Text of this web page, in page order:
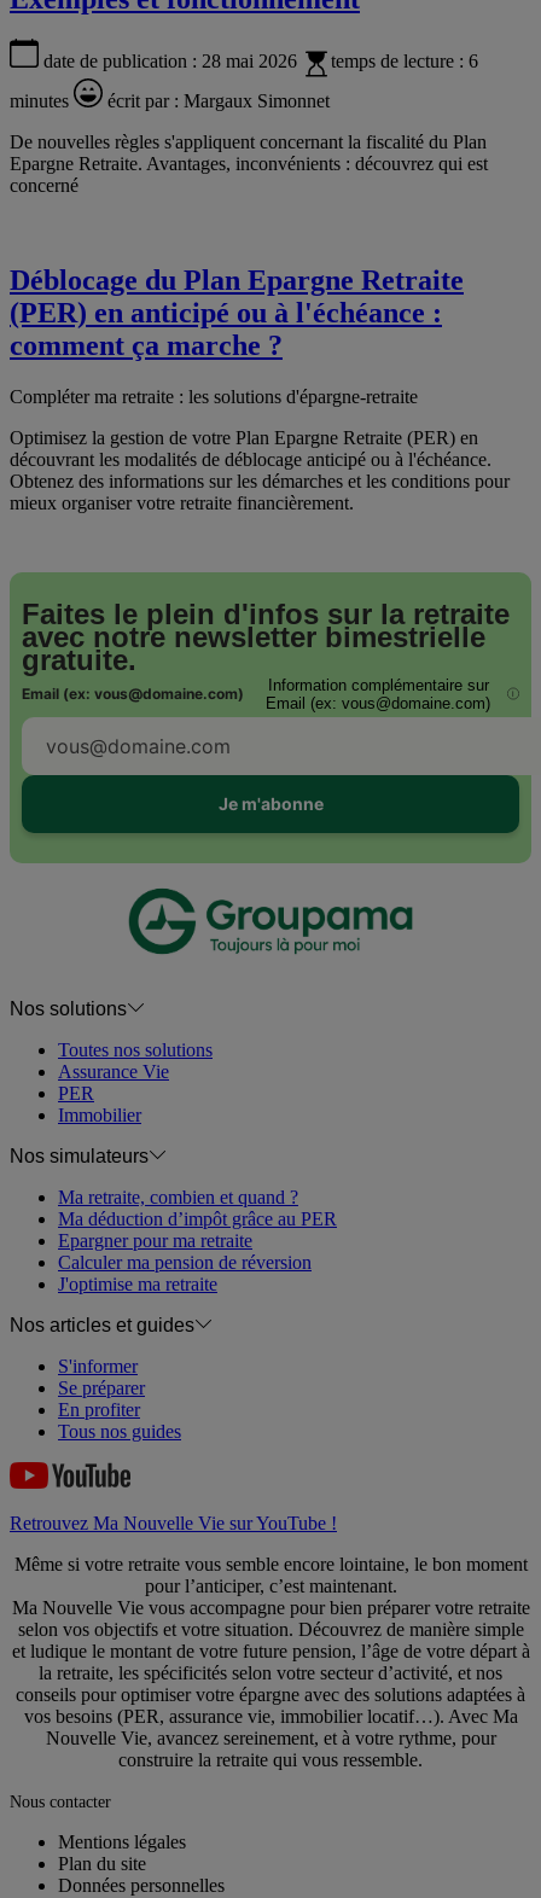
date de publication : 28 mai 2026 temps de lecture : 6
minutes
écrit par : Margaux Simonnet
De nouvelles règles s'appliquent concernant la fiscalité du Plan
Epargne Retraite. Avantages, inconvénients : découvrez qui est
concerné
Déblocage du Plan Epargne Retraite
(PER) en anticipé ou à l'échéance :
comment ça marche ?
Compléter ma retraite : les solutions d'épargne-retraite
Optimisez la gestion de votre Plan Epargne Retraite (PER) en
découvrant les modalités de déblocage anticipé ou à l'échéance.
Obtenez des informations sur les démarches et les conditions pour
mieux organiser votre retraite financièrement.
Faites le plein d'infos sur la retraite
avec notre newsletter bimestrielle
gratuite.
Email (ex: vous@domaine.com)
Information complémentaire sur
Email (ex: vous@domaine.com)
i
Je m'abonne
Nos solutions
Toutes nos solutions
Assurance Vie
PER
Immobilier
Nos simulateurs
Ma retraite, combien et quand ?
Ma déduction d’impôt grâce au PER
Epargner pour ma retraite
Calculer ma pension de réversion
J'optimise ma retraite
Nos articles et guides
S'informer
Se préparer
En profiter
Tous nos guides
Retrouvez Ma Nouvelle Vie sur YouTube !
Même si votre retraite vous semble encore lointaine, le bon moment
pour l’anticiper, c’est maintenant.
Ma Nouvelle Vie vous accompagne pour bien préparer votre retraite
selon vos objectifs et votre situation. Découvrez de manière simple
et ludique le montant de votre future pension, l’âge de votre départ à
la retraite, les spécificités selon votre secteur d’activité, et nos
conseils pour optimiser votre épargne avec des solutions adaptées à
vos besoins (PER, assurance vie, immobilier locatif…). Avec Ma
Nouvelle Vie, avancez sereinement, et à votre rythme, pour
construire la retraite qui vous ressemble.
Nous contacter
Mentions légales
Plan du site
Données personnelles